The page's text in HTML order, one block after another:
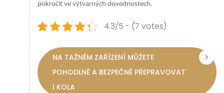
pokročit ve výtvarných dovednostech.
4.3/5 - (7 votes)
NA TAŽNÉM ZAŘÍZENÍ MŮŽETE
POHODLNĚ A BEZPEČNĚ PŘEPRAVOVAT
I KOLA